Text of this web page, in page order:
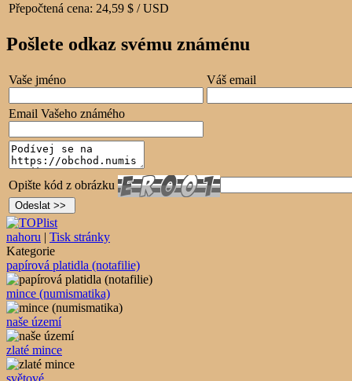
Přepočtená cena: 24,59 $ / USD
Pošlete odkaz svému známénu
Vaše jméno Váš email
Email Vašeho známého
Opište kód z obrázku
nahoru | Tisk stránky
Kategorie
papírová platidla (notafilie)
mince (numismatika)
naše území
zlaté mince
světové